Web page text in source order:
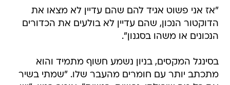
"אז אני פשוט אגיד להם שהם עדיין לא מצאו את
הדוקטור הנכון, שהם עדיין לא בולעים את הכדורים
הנכונים או משהו בסגנון".
בסינגל המקסים, בניון נשמע חשוף מתמיד והוא
מתכתב יותר עם חומרים מהעבר שלו. "שמתי בשיר